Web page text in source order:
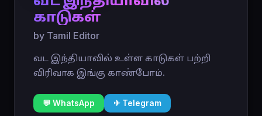
காடுகள்
by Tamil Editor
வட இந்தியாவில் உள்ள காடுகள் பற்றி
விரிவாக இங்கு காண்போம்.
💬 WhatsApp ✈ Telegram